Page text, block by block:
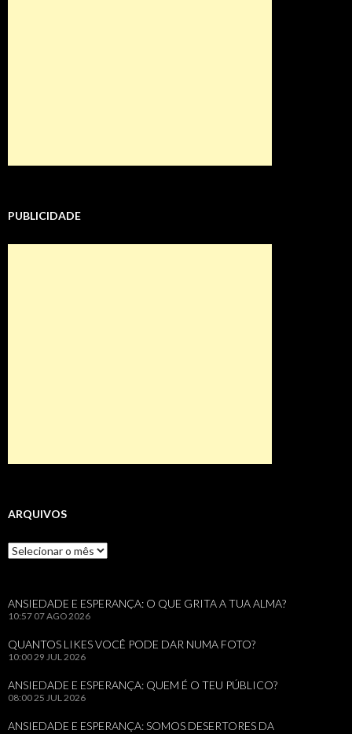
PUBLICIDADE
ARQUIVOS
Arquivos
ANSIEDADE E ESPERANÇA: O QUE GRITA A TUA ALMA?
10:57 07 AGO 2026
QUANTOS LIKES VOCÊ PODE DAR NUMA FOTO?
10:0029 JUL 2026
ANSIEDADE E ESPERANÇA: QUEM É O TEU PÚBLICO?
08:0025 JUL 2026
ANSIEDADE E ESPERANÇA: SOMOS DESERTORES DA